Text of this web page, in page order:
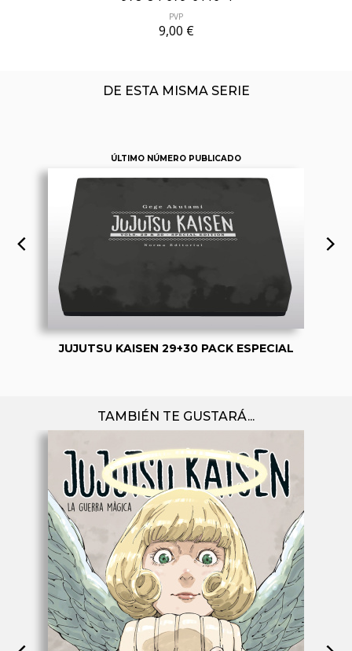
PVP
9,00 €
DE ESTA MISMA SERIE
ÚLTIMO NÚMERO PUBLICADO
JUJUTSU KAISEN 29+30 PACK ESPECIAL
TAMBIÉN TE GUSTARÁ...